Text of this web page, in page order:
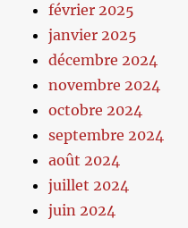
février 2025
janvier 2025
décembre 2024
novembre 2024
octobre 2024
septembre 2024
août 2024
juillet 2024
juin 2024